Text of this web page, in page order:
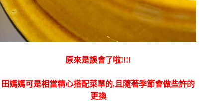
原來是誤會了啦!!!!
田媽媽可是相當精心搭配菜單的,且隨著季節會做些許的
更換